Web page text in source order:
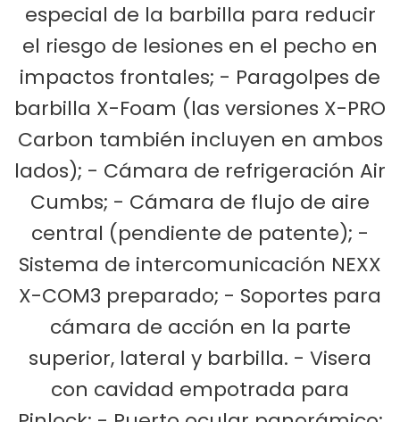
especial de la barbilla para reducir
el riesgo de lesiones en el pecho en
impactos frontales; - Paragolpes de
barbilla X-Foam (las versiones X-PRO
Carbon también incluyen en ambos
lados); - Cámara de refrigeración Air
Cumbs; - Cámara de flujo de aire
central (pendiente de patente); -
Sistema de intercomunicación NEXX
X-COM3 preparado; - Soportes para
cámara de acción en la parte
superior, lateral y barbilla. - Visera
con cavidad empotrada para